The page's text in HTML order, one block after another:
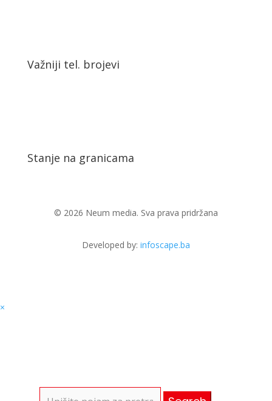
Važniji tel. brojevi
Stanje na granicama
© 2026 Neum media. Sva prava pridržana
Developed by: infoscape.ba
×